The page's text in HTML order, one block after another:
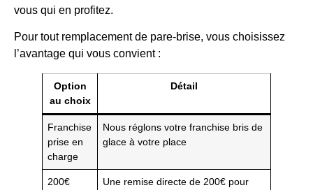
vous qui en profitez.
Pour tout remplacement de pare-brise, vous choisissez
l’avantage qui vous convient :
Option
au choix
Détail
Franchise
prise en
charge
Nous réglons votre franchise bris de
glace à votre place
200€
Une remise directe de 200€ pour